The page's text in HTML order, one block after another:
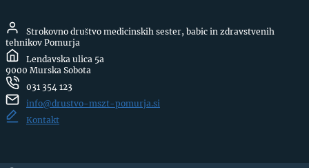
Strokovno društvo medicinskih sester, babic in zdravstvenih
tehnikov Pomurja
Lendavska ulica 5a
9000 Murska Sobota
031 354 123
info@drustvo-mszt-pomurja.si
Kontakt